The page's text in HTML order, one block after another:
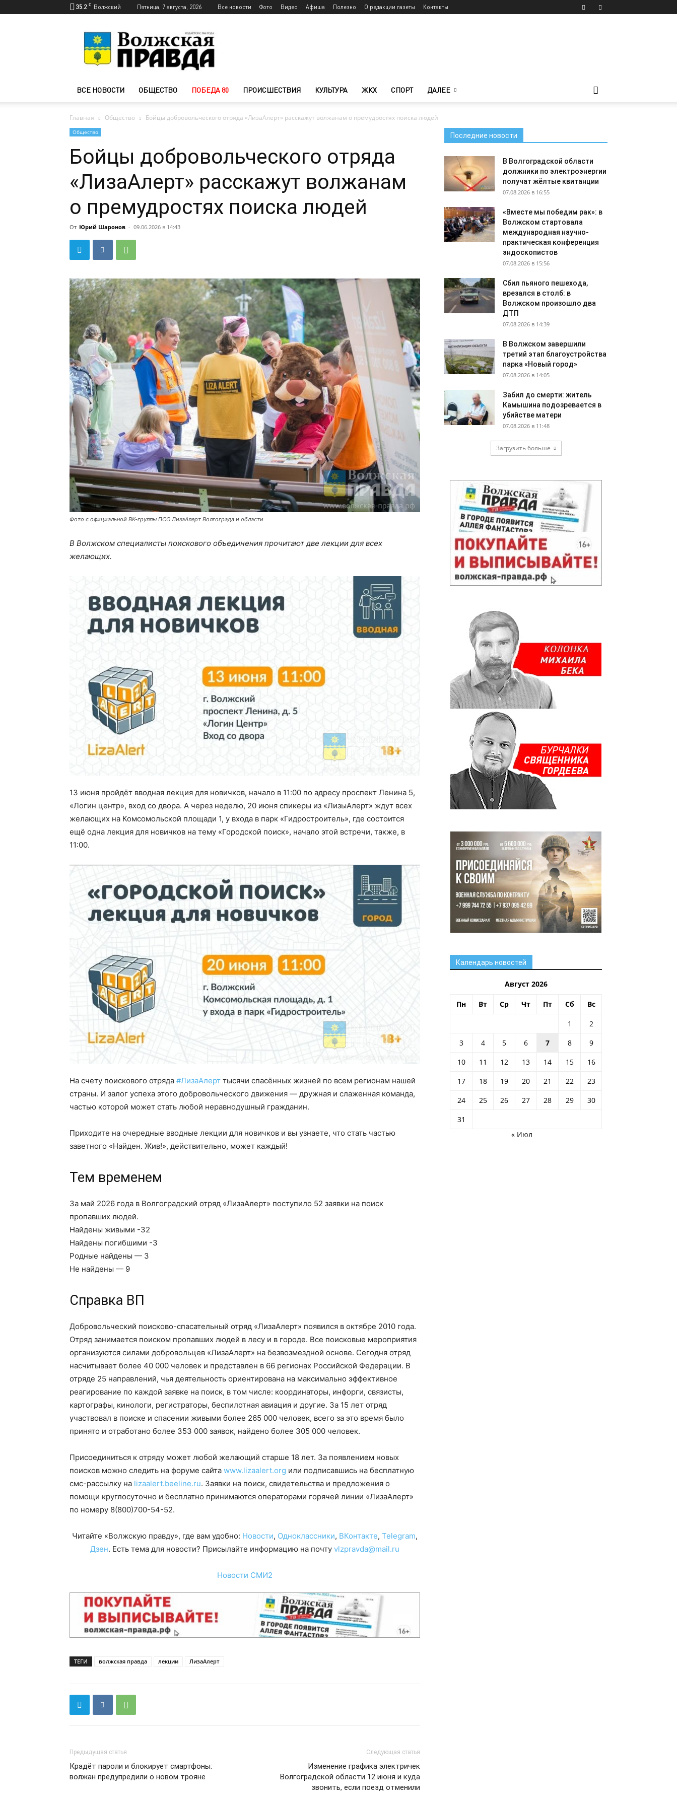
35.2 C Волжский Пятница, 7 августа, 2026 Все новости Фото Видео Афиша Полезно О редакции газеты Контакты
Волжского
—
Волжская
ВСЕ НОВОСТИ ОБЩЕСТВО ПОБЕДА 80 ПРОИСШЕСТВИЯ КУЛЬТУРА ЖКХ СПОРТ ДАЛЕЕ
Главная Общество Бойцы добровольческого отряда «ЛизаАлерт» расскажут волжанам о премудростях поиска людей
Общество
Бойцы добровольческого отряда
«ЛизаАлерт» расскажут волжанам
о премудростях поиска людей
От Юрий Шаронов - 09.06.2026 в 14:43
Фото с официальной ВК-группы ПСО ЛизаАлерт Волгограда и области
В Волжском специалисты поискового объединения прочитают две лекции для всех
желающих.
13 июня пройдёт вводная лекция для новичков, начало в 11:00 по адресу проспект Ленина 5,
«Логин центр», вход со двора. А через неделю, 20 июня спикеры из «ЛизыАлерт» ждут всех
желающих на Комсомольской площади 1, у входа в парк «Гидростроитель», где состоится
ещё одна лекция для новичков на тему «Городской поиск», начало этой встречи, также, в
11:00.
На счету поискового отряда #ЛизаАлерт тысячи спасённых жизней по всем регионам нашей
страны. И залог успеха этого добровольческого движения — дружная и слаженная команда,
частью которой может стать любой неравнодушный гражданин.
Приходите на очередные вводные лекции для новичков и вы узнаете, что стать частью
заветного «Найден. Жив!», действительно, может каждый!
Тем временем
За май 2026 года в Волгоградский отряд «ЛизаАлерт» поступило 52 заявки на поиск
пропавших людей.
Найдены живыми -32
Найдены погибшими -3
Родные найдены — 3
Не найдены — 9
Справка ВП
Добровольческий поисково-спасательный отряд «ЛизаАлерт» появился в октябре 2010 года.
Отряд занимается поиском пропавших людей в лесу и в городе. Все поисковые мероприятия
организуются силами добровольцев «ЛизаАлерт» на безвозмездной основе. Сегодня отряд
насчитывает более 40 000 человек и представлен в 66 регионах Российской Федерации. В
отряде 25 направлений, чья деятельность ориентирована на максимально эффективное
реагирование по каждой заявке на поиск, в том числе: координаторы, инфорги, связисты,
картографы, кинологи, регистраторы, беспилотная авиация и другие. За 15 лет отряд
участвовал в поиске и спасении живыми более 265 000 человек, всего за это время было
принято и отработано более 353 000 заявок, найдено более 305 000 человек.
Присоединиться к отряду может любой желающий старше 18 лет. За появлением новых
поисков можно следить на форуме сайта www.lizaalert.org или подписавшись на бесплатную
смс-рассылку на lizaalert.beeline.ru. Заявки на поиск, свидетельства и предложения о
помощи круглосуточно и бесплатно принимаются операторами горячей линии «ЛизаАлерт»
по номеру 8(800)700-54-52.
Читайте «Волжскую правду», где вам удобно: Новости, Одноклассники, ВКонтакте, Telegram,
Дзен. Есть тема для новости? Присылайте информацию на почту vlzpravda@mail.ru
Новости СМИ2
ТЕГИ волжская правда лекции ЛизаАлерт
Предыдущая статья
Крадёт пароли и блокирует смартфоны:
волжан предупредили о новом трояне
Следующая статья
Изменение графика электричек
Волгоградской области 12 июня и куда
звонить, если поезд отменили
Последние новости
В Волгоградской области
должники по электроэнергии
получат жёлтые квитанции
07.08.2026 в 16:55
«Вместе мы победим рак»: в
Волжском стартовала
международная научно-
практическая конференция
эндоскопистов
07.08.2026 в 15:56
Сбил пьяного пешехода,
врезался в столб: в
Волжском произошло два
ДТП
07.08.2026 в 14:39
В Волжском завершили
третий этап благоустройства
парка «Новый город»
07.08.2026 в 14:05
Забил до смерти: житель
Камышина подозревается в
убийстве матери
07.08.2026 в 11:48
Загрузить больше
Календарь новостей
Август 2026
Пн Вт Ср Чт Пт Сб Вс
1
2
3
4 5 6 7 8
9
10
11 12 13 14 15
16
17
18 19 20 21 22
23
24
25 26 27 28 29
30
31
« Июл